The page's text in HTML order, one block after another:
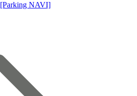
[Parking NAVI]